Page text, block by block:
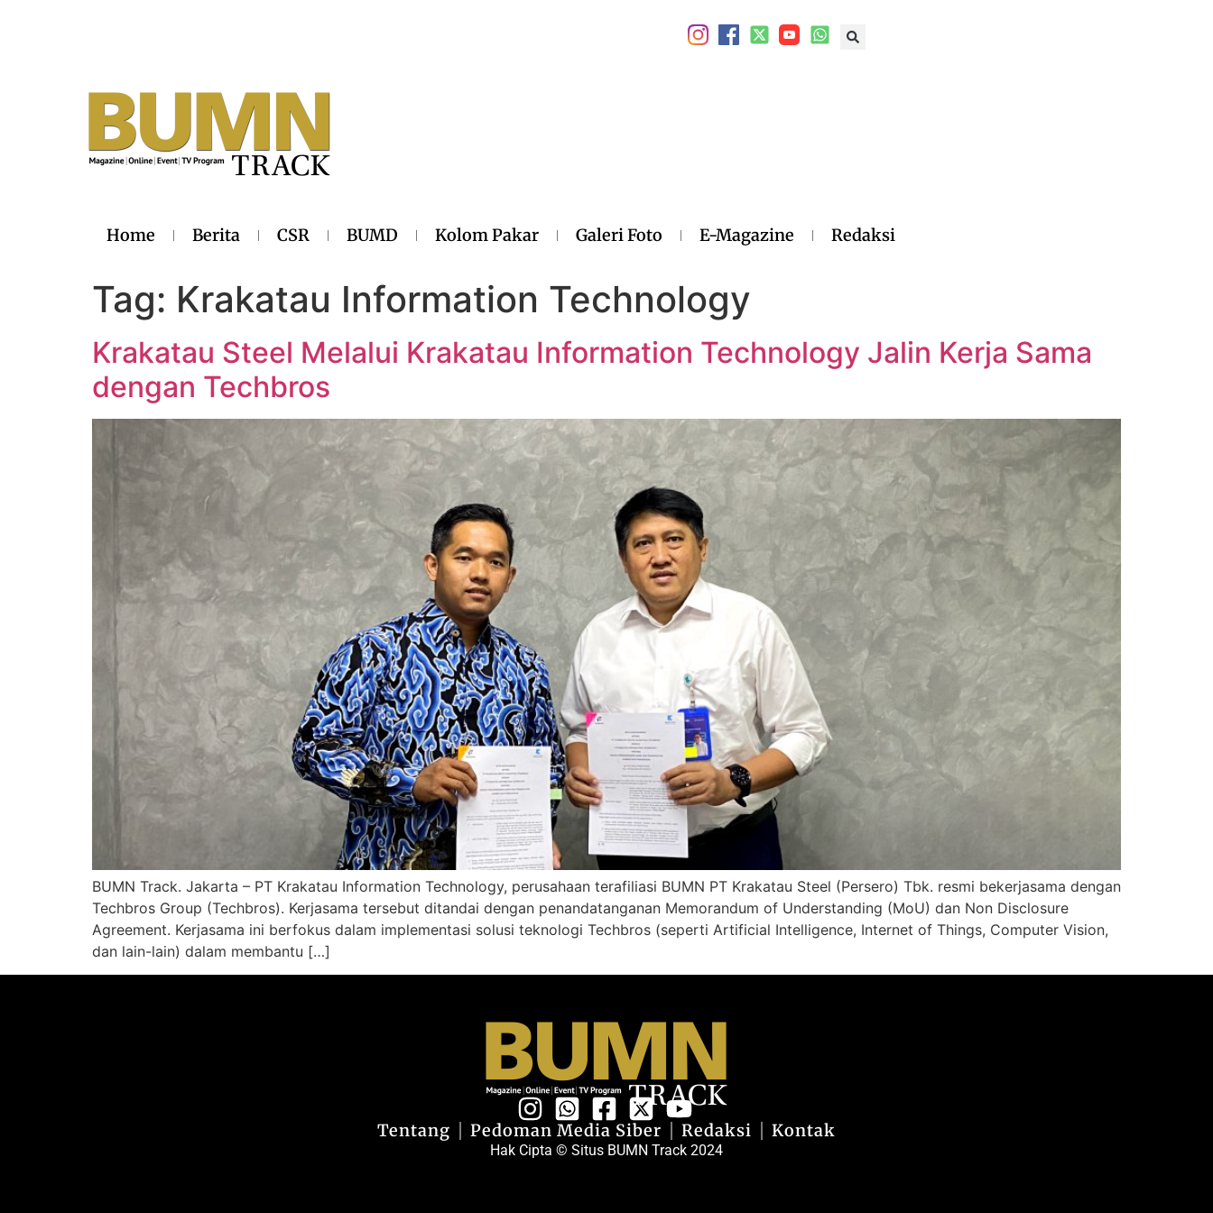
Home Berita CSR BUMD Kolom Pakar Galeri Foto E-Magazine Redaksi
Tag: Krakatau Information Technology
Krakatau Steel Melalui Krakatau Information Technology Jalin Kerja Sama
dengan Techbros
BUMN Track. Jakarta – PT Krakatau Information Technology, perusahaan terafiliasi BUMN PT Krakatau Steel (Persero) Tbk. resmi bekerjasama dengan
Techbros Group (Techbros). Kerjasama tersebut ditandai dengan penandatanganan Memorandum of Understanding (MoU) dan Non Disclosure
Agreement. Kerjasama ini berfokus dalam implementasi solusi teknologi Techbros (seperti Artificial Intelligence, Internet of Things, Computer Vision,
dan lain-lain) dalam membantu […]
Hak Cipta © Situs BUMN Track 2024
Tentang Pedoman Media Siber Redaksi Kontak